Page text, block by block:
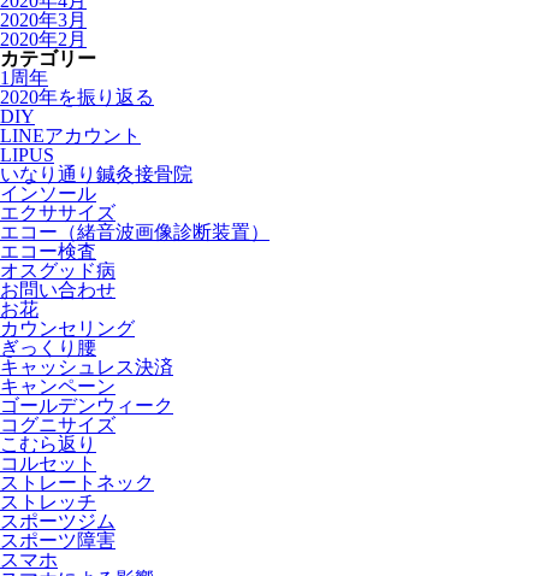
2020年3月
2020年2月
カテゴリー
1周年
2020年を振り返る
DIY
LINEアカウント
LIPUS
いなり通り鍼灸接骨院
インソール
エクササイズ
エコー（緒音波画像診断装置）
エコー検査
オスグッド病
お問い合わせ
お花
カウンセリング
ぎっくり腰
キャッシュレス決済
キャンペーン
ゴールデンウィーク
コグニサイズ
こむら返り
コルセット
ストレートネック
ストレッチ
スポーツジム
スポーツ障害
スマホ